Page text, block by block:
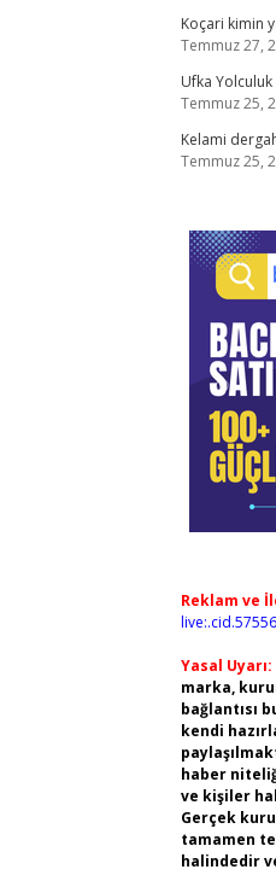
Koçari kimin
Temmuz 27,
Ufka
Temmuz 25,
Kelami
Temmuz 25,
Reklam ve
Yasal Uyarı:
marka,
bağlantısı
kendi
haber
ve kişiler
Gerçek
tamamen
halindedir